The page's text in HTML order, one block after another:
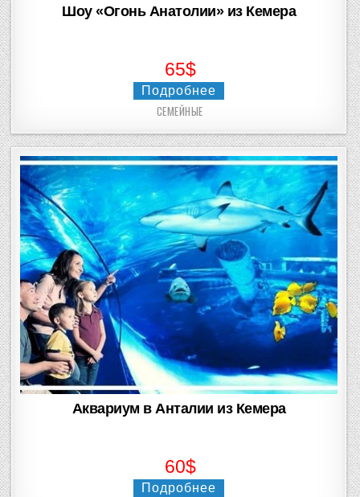
Шоу «Огонь Анатолии» из Кемера
65$
Подробнее
Posted
СЕМЕЙНЫЕ
Аквариум в Анталии из Кемера
60$
Подробнее